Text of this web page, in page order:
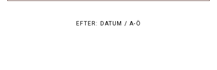
EFTER: DATUM /A-Ö